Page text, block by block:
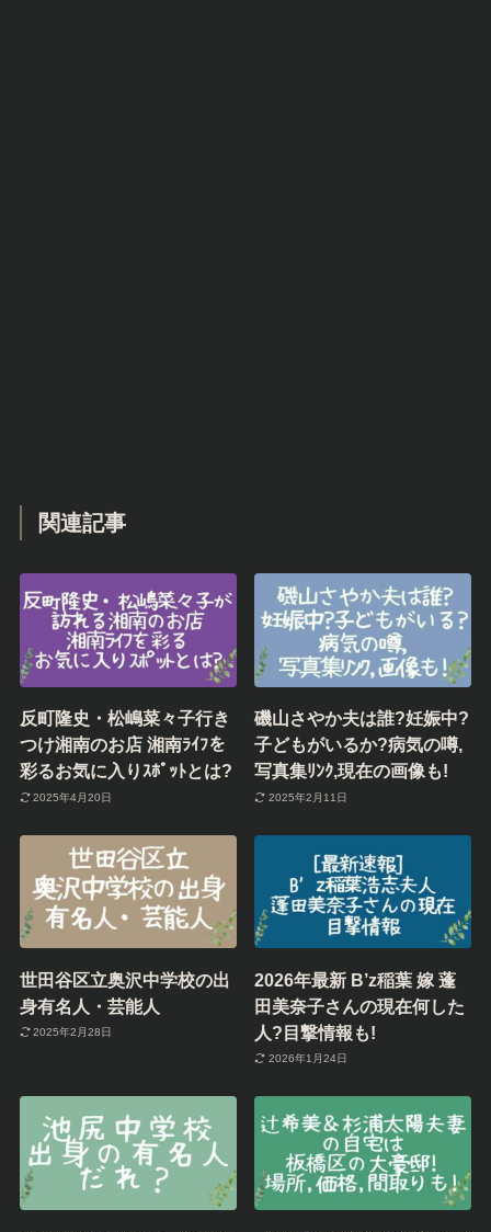
関連記事
反町隆史・松嶋菜々子行き
つけ湘南のお店 湘南ﾗｲﾌを
彩るお気に入りｽﾎﾟｯﾄとは?
2025年4月20日
磯山さやか夫は誰?妊娠中?
子どもがいるか?病気の噂,
写真集ﾘﾝｸ,現在の画像も!
2025年2月11日
世田谷区立奥沢中学校の出
身有名人・芸能人
2025年2月28日
2026年最新 B’z稲葉 嫁 蓬
田美奈子さんの現在何した
人?目撃情報も!
2026年1月24日